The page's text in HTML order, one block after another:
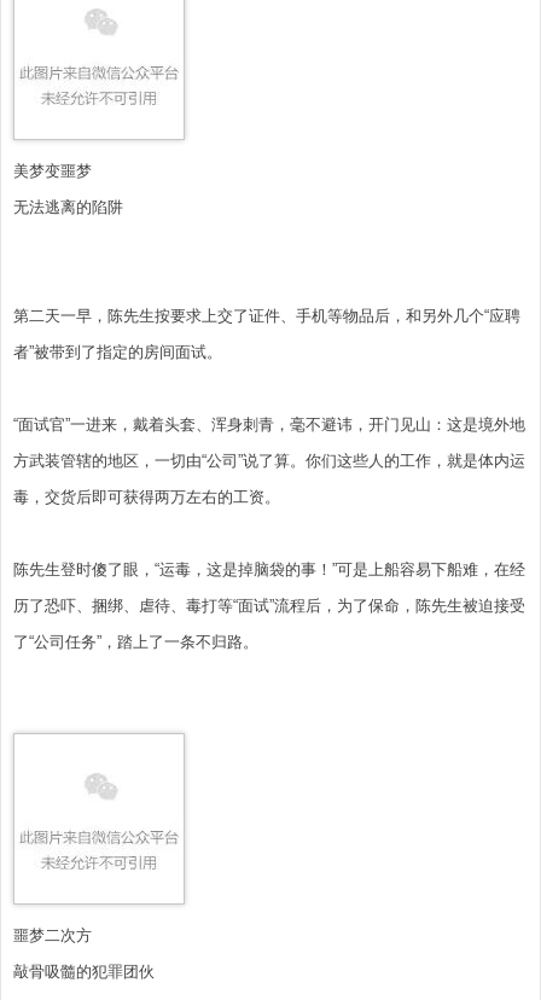
美梦变噩梦
无法逃离的陷阱
第二天一早，陈先生按要求上交了证件、手机等物品后，和另外几个“应聘
者”被带到了指定的房间面试。
“面试官”一进来，戴着头套、浑身刺青，毫不避讳，开门见山：这是境外地
方武装管辖的地区，一切由“公司”说了算。你们这些人的工作，就是体内运
毒，交货后即可获得两万左右的工资。
陈先生登时傻了眼，“运毒，这是掉脑袋的事！”可是上船容易下船难，在经
历了恐吓、捆绑、虐待、毒打等“面试”流程后，为了保命，陈先生被迫接受
了“公司任务”，踏上了一条不归路。
噩梦二次方
敲骨吸髓的犯罪团伙